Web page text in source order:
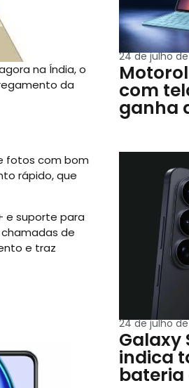
na Índia, o
da
fotos com bom
rápido, que
e suporte para
de
e traz
24 de julho
com
ganha
24 de julho
Galaxy
indica
bateria